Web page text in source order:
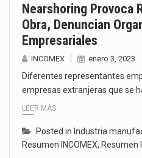
Nearshoring Provoca
Obra, Denuncian
Empresariales
INCOMEX enero 3, 2023
Diferentes representantes
empresas extranjeras que se
LEER MÁS
Posted in Industria
Resumen INCOMEX, Resumen